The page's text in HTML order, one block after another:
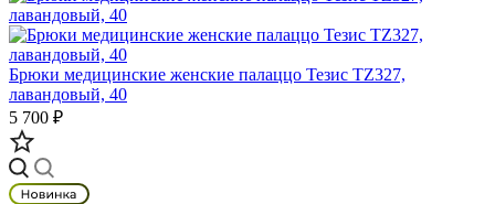
Брюки медицинские женские палаццо Тезис TZ327,
лавандовый, 40
5 700 ₽